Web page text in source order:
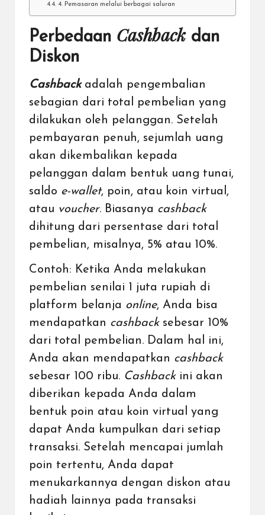
4. Pemasaran melalui berbagai saluran
Perbedaan Cashbackdan
Diskon
Cashbackadalah pengembalian
sebagian dari total pembelian yang
dilakukan oleh pelanggan. Setelah
pembayaran penuh, sejumlah uang
akan dikembalikan kepada
pelanggan dalam bentuk uang tunai,
saldo e-wallet, poin, atau koin virtual,
atau voucher. Biasanya cashback
dihitung dari persentase dari total
pembelian, misalnya, 5% atau 10%.
Contoh: Ketika Anda melakukan
pembelian senilai 1 juta rupiah di
platform belanja online, Anda bisa
mendapatkan cashbacksebesar 10%
dari total pembelian. Dalam hal ini,
Anda akan mendapatkan cashback
sebesar 100 ribu. Cashbackini akan
diberikan kepada Anda dalam
bentuk poin atau koin virtual yang
dapat Anda kumpulkan dari setiap
transaksi. Setelah mencapai jumlah
poin tertentu, Anda dapat
menukarkannya dengan diskon atau
hadiah lainnya pada transaksi